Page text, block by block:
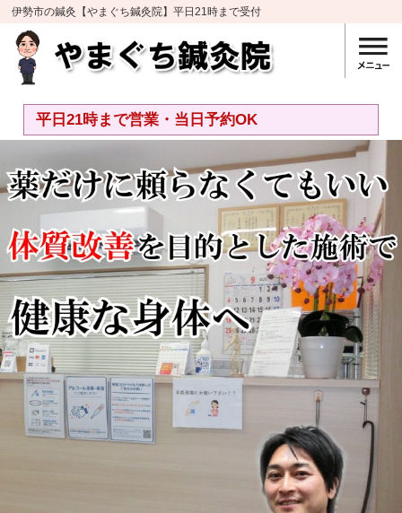
伊勢市の鍼灸【やまぐち鍼灸院】平日21時まで受付
平日21時まで営業・当日予約OK